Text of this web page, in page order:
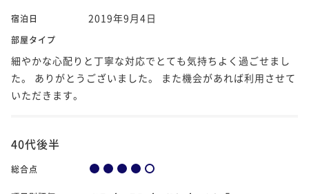
宿泊日 2019年9月4日
部屋タイプ
細やかな心配りと丁寧な対応でとても気持ちよく過ごせまし
た。 ありがとうございました。 また機会があれば利用させて
いただきます。
40代後半
総合点